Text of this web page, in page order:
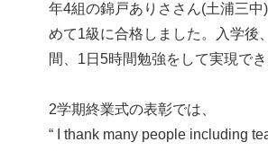
年4組の錦戸ありささん(土浦三中
めて1級に合格しました。入学後
間、1日5時間勉強をして実現でき
2学期終業式の表彰では、
“ I thank many people including